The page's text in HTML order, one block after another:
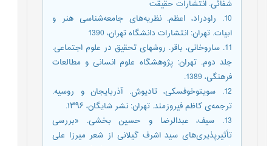
شفائی. انتشارات حقیقت
10. راودراد، اعظم. نظریه‌های جامعه‌شناسی هنر و
ابیات. تهران: انتشارات دانشگاه تهران، 1390
11. ساروخانی، باقر. روشهای تحقیق در علوم اجتماعی.
جلد دوم. تهران: پژوهشگاه علوم انسانی و مطالعات
فرهنگی، 1389.
12. سویتوخوفسکی، تادیوش. آذربایجان و روسیه.
ترجمه‌ی کاظم فیروزمند. تهران: نشر شایگان، ۱۳۹۶.
13. سیف، عبدالرضا و حسین بخشی. «بررسی
تأثیر‌پذیری‌های سید اشرف گیلانی از شعر میرزا علی